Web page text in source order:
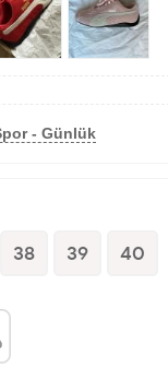
- Günlük
38 39 40